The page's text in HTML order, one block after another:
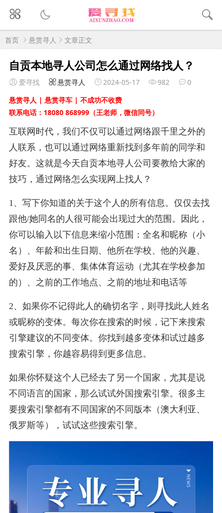
首页 悬赏寻人 文章正文
自贡本地寻人公司怎么通过网络找人？
爱寻找 悬赏寻人 2024-05-17 982
0
悬赏寻人 | 悬赏寻车 | 不成功不收费
联系电话：18080 868999（王老师，微信同号）
互联网时代，我们不仅可以通过网络跟千里之外的
人联系，也可以通过网络重新找到多年前的同学和
好友。这就是今天自贡本地寻人公司要教给大家的
技巧，通过网络怎么实现网上找人？
1、写下你知道的关于这个人的所有信息。仅仅去找
跟他/她同名的人很可能会出现过大的范围。因此，
你可以输入以下信息来缩小范围：全名和昵称（小
名）、年龄和出生日期、他所在学校、他的兴趣、
爱好及厌恶的事、集体体育运动（尤其在学校参加
的）、之前的工作地点、之前的地址和电话等
2、如果你不记得此人的确切名字，则寻找此人姓名
或昵称的变体。每次你在搜索的时候，记下来搜索
引擎建议的不同变体。你找到越多变体和试过越多
搜索引擎，你越容易得到更多信息。
如果你怀疑这个人已经去了另一个国家，尤其是说
不同语言的国家，那么试试外国搜索引擎。很多主
要搜索引擎都有不同国家的不同版本（澳大利亚、
俄罗斯等），试试这些搜索引擎。